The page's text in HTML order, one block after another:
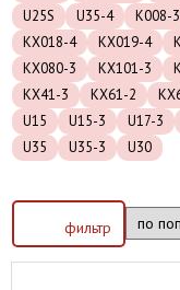
U25S
U35-4 K008-3
KX018-4
KX019-4
KX080-3
KX101-3
KX41-3
KX61-2
U15
U15-3 U17-3
U35
U35-3 U30
фильтр